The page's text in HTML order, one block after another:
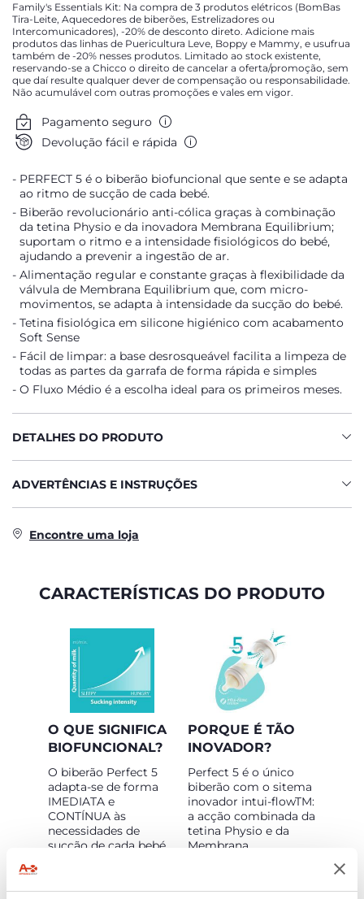
Family's Essentials Kit: Na compra de 3 produtos elétricos (BomBas
Tira-Leite, Aquecedores de biberões, Estrelizadores ou
Intercomunicadores), -20% de desconto direto. Adicione mais
produtos das linhas de Puericultura Leve, Boppy e Mammy, e usufrua
também de -20% nesses produtos. Limitado ao stock existente,
reservando-se a Chicco o direito de cancelar a oferta/promoção, sem
que daí resulte qualquer dever de compensação ou responsabilidade.
Não acumulável com outras promoções e vales em vigor.
Pagamento seguro
Devolução fácil e rápida
PERFECT 5 é o biberão biofuncional que sente e se adapta
ao ritmo de sucção de cada bebé.
Biberão revolucionário anti-cólica graças à combinação
da tetina Physio e da inovadora Membrana Equilibrium;
suportam o ritmo e a intensidade fisiológicos do bebé,
ajudando a prevenir a ingestão de ar.
Alimentação regular e constante graças à flexibilidade da
válvula de Membrana Equilibrium que, com micro-
movimentos, se adapta à intensidade da sucção do bebé.
Tetina fisiológica em silicone higiénico com acabamento
Soft Sense
Fácil de limpar: a base desrosqueável facilita a limpeza de
todas as partes da garrafa de forma rápida e simples
O Fluxo Médio é a escolha ideal para os primeiros meses.
DETALHES DO PRODUTO
ADVERTÊNCIAS E INSTRUÇÕES
Encontre uma loja
CARACTERÍSTICAS DO PRODUTO
O QUE SIGNIFICA
BIOFUNCIONAL?
O biberão Perfect 5
adapta-se de forma
IMEDIATA e
CONTÍNUA às
necessidades de
sucção de cada bebé.
garante uma mamada
PORQUE É TÃO
INOVADOR?
Perfect 5 é o único
biberão com o sitema
inovador intui-flowTM:
a acção combinada da
tetina Physio e da
Membrana
intuitiva e suporta